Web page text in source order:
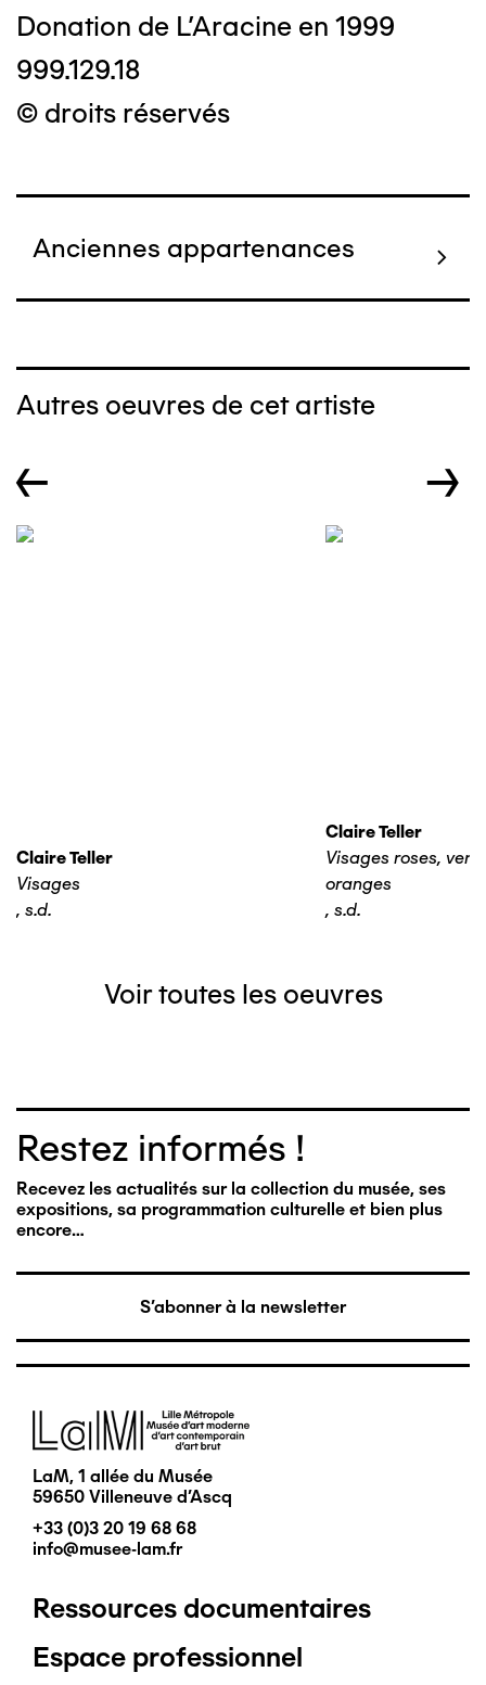
Donation de L'Aracine en 1999
999.129.18
© droits réservés
Anciennes appartenances
Autres oeuvres de cet artiste
← →
Claire Teller
Visages
, s.d.
Claire Teller
Visages roses,
oranges
, s.d.
Voir toutes les oeuvres
Restez informés !
Recevez les actualités sur la collection du musée, ses
expositions, sa programmation culturelle et bien plus
encore…
S'abonner à la newsletter
Image
LaM, 1 allée du Musée
59650 Villeneuve d'Ascq
+33 (0)3 20 19 68 68
info@musee-lam.fr
Pied
de
Ressources documentaires
Espace professionnel